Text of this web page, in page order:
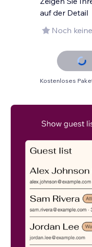
auf der Detail
Noch
Kostenloses